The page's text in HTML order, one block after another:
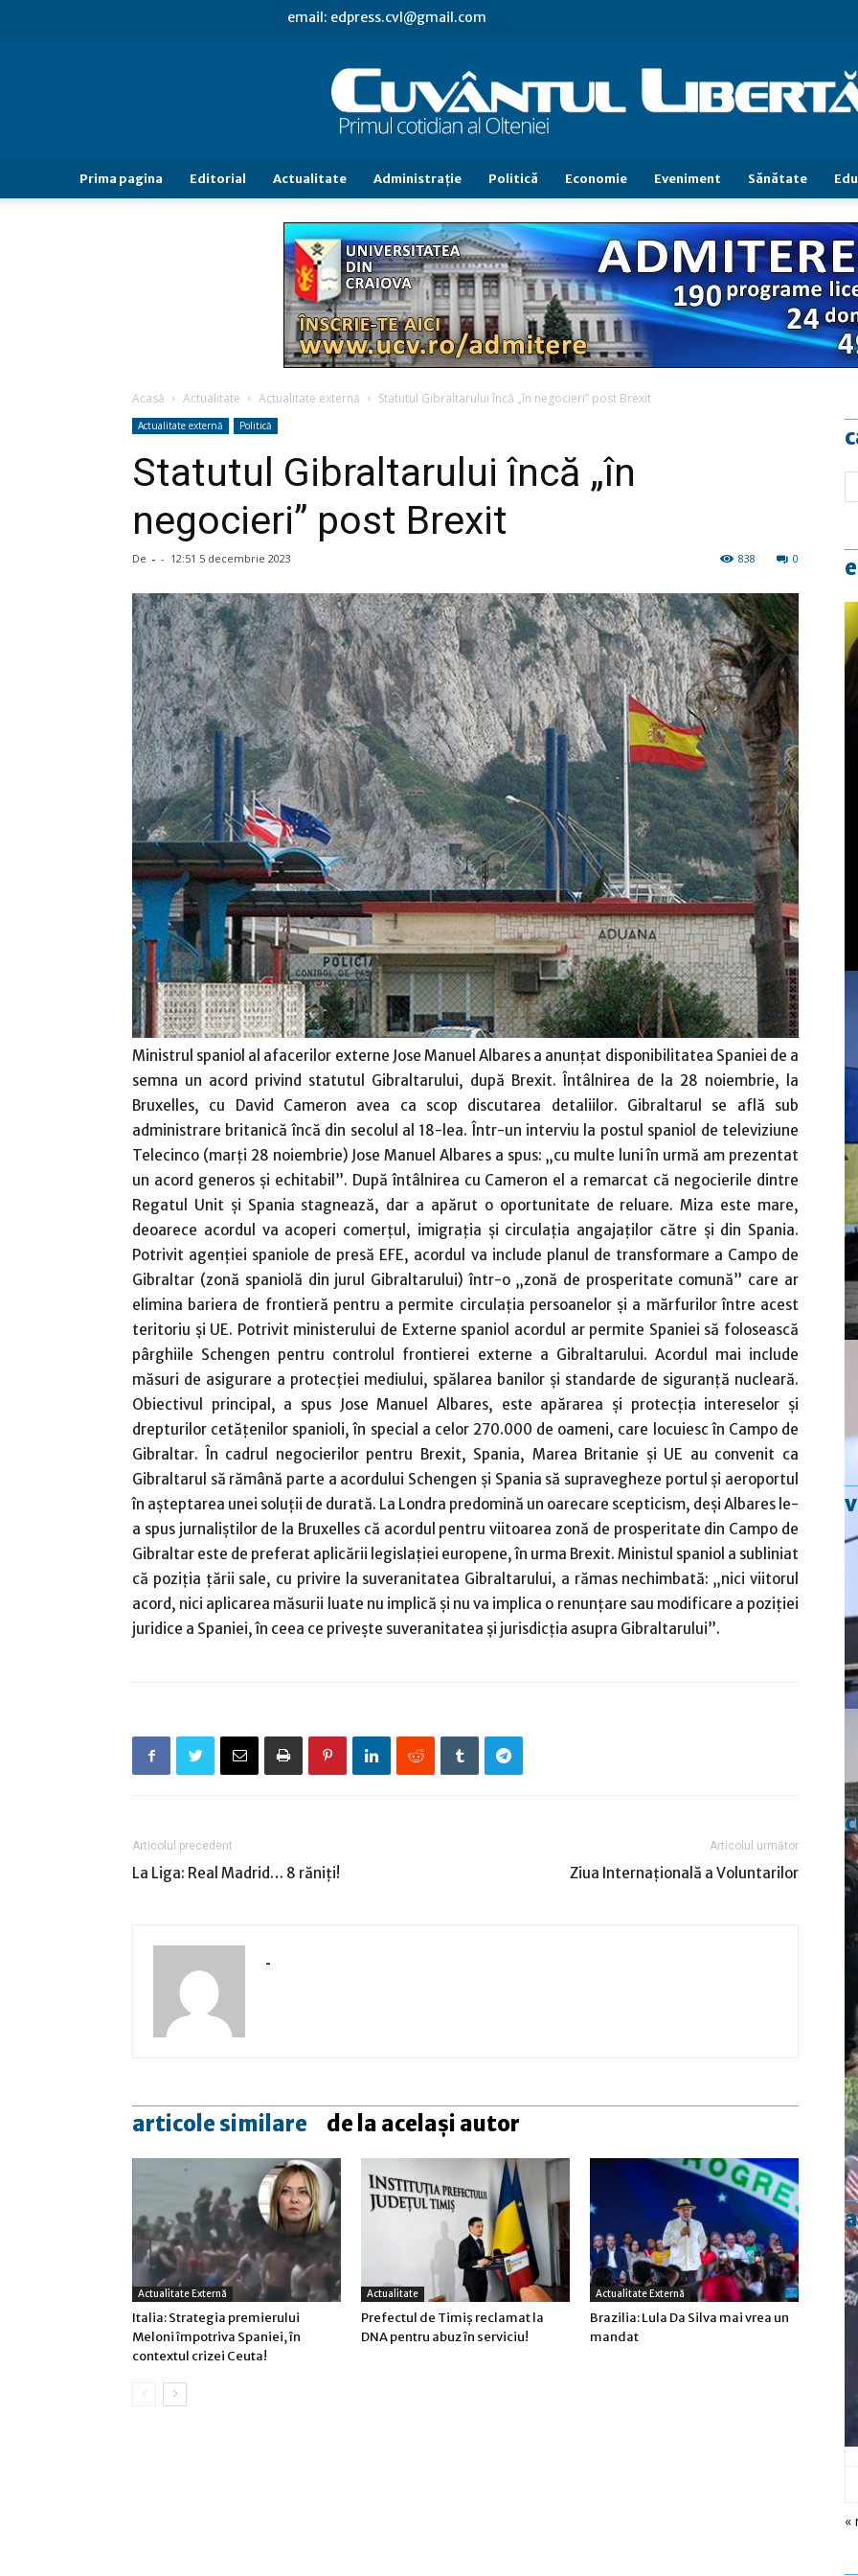
email: edpress.cvl@gmail.com
Cuvântul
Libertăţii
Prima pagina Editorial Actualitate Administraţie Politică Economie Eveniment Sănătate
Acasă Actualitate Actualitate externă Statutul Gibraltarului încă „în negocieri” post Brexit
Actualitate externă Politică
Statutul Gibraltarului încă „în
negocieri” post Brexit
De - - 12:51 5 decembrie 2023 0
838
Ministrul spaniol al afacerilor externe Jose Manuel Albares a anunţat disponibilitatea Spaniei de a
semna un acord privind statutul Gibraltarului, după Brexit. Întâlnirea de la 28 noiembrie, la
Bruxelles, cu David Cameron avea ca scop discutarea detaliilor. Gibraltarul se află sub
administrare britanică încă din secolul al 18-lea. Într-un interviu la postul spaniol de televiziune
Telecinco (marţi 28 noiembrie) Jose Manuel Albares a spus: „cu multe luni în urmă am prezentat
un acord generos şi echitabil”. După întâlnirea cu Cameron el a remarcat că negocierile dintre
Regatul Unit şi Spania stagnează, dar a apărut o oportunitate de reluare. Miza este mare,
deoarece acordul va acoperi comerţul, imigraţia şi circulaţia angajaţilor către şi din Spania.
Potrivit agenţiei spaniole de presă EFE, acordul va include planul de transformare a Campo de
Gibraltar (zonă spaniolă din jurul Gibraltarului) într-o „zonă de prosperitate comună” care ar
elimina bariera de frontieră pentru a permite circulaţia persoanelor şi a mărfurilor între acest
teritoriu şi UE. Potrivit ministerului de Externe spaniol acordul ar permite Spaniei să folosească
pârghiile Schengen pentru controlul frontierei externe a Gibraltarului. Acordul mai include
măsuri de asigurare a protecţiei mediului, spălarea banilor şi standarde de siguranţă nucleară.
Obiectivul principal, a spus Jose Manuel Albares, este apărarea şi protecţia intereselor şi
drepturilor cetăţenilor spanioli, în special a celor 270.000 de oameni, care locuiesc în Campo de
Gibraltar. În cadrul negocierilor pentru Brexit, Spania, Marea Britanie şi UE au convenit ca
Gibraltarul să rămână parte a acordului Schengen şi Spania să supravegheze portul şi aeroportul
în aşteptarea unei soluţii de durată. La Londra predomină un oarecare scepticism, deşi Albares le-
a spus jurnaliştilor de la Bruxelles că acordul pentru viitoarea zonă de prosperitate din Campo de
Gibraltar este de preferat aplicării legislaţiei europene, în urma Brexit. Ministul spaniol a subliniat
că poziţia ţării sale, cu privire la suveranitatea Gibraltarului, a rămas nechimbată: „nici viitorul
acord, nici aplicarea măsurii luate nu implică şi nu va implica o renunţare sau modificare a poziţiei
juridice a Spaniei, în ceea ce priveşte suveranitatea şi jurisdicţia asupra Gibraltarului”.
Articolul precedent
La Liga: Real Madrid… 8 răniţi!
Articolul următor
Ziua Internaţională a Voluntarilor
-
articole similare de la același autor
Actualitate Externă
Italia: Strategia premierului
Meloni împotriva Spaniei, în
contextul crizei Ceuta!
Actualitate
Prefectul de Timiş reclamat la
DNA pentru abuz în serviciu!
Actualitate Externă
Brazilia: Lula Da Silva mai vrea un
mandat
«